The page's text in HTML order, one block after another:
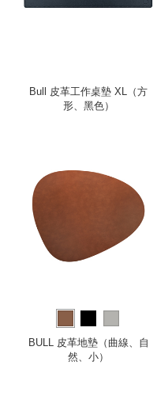
Bull 皮革工作桌墊 XL（方
形、黑色）
BULL 皮革地墊（曲線、自
然、小）